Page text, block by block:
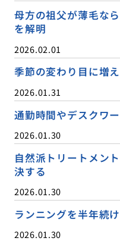
母方の祖父が薄毛な
を解明
2026.02.01
季節の変わり目に増
2026.01.31
通勤時間やデスクワ
2026.01.30
自然派トリートメン
決する
2026.01.30
ランニングを半年続
2026.01.30